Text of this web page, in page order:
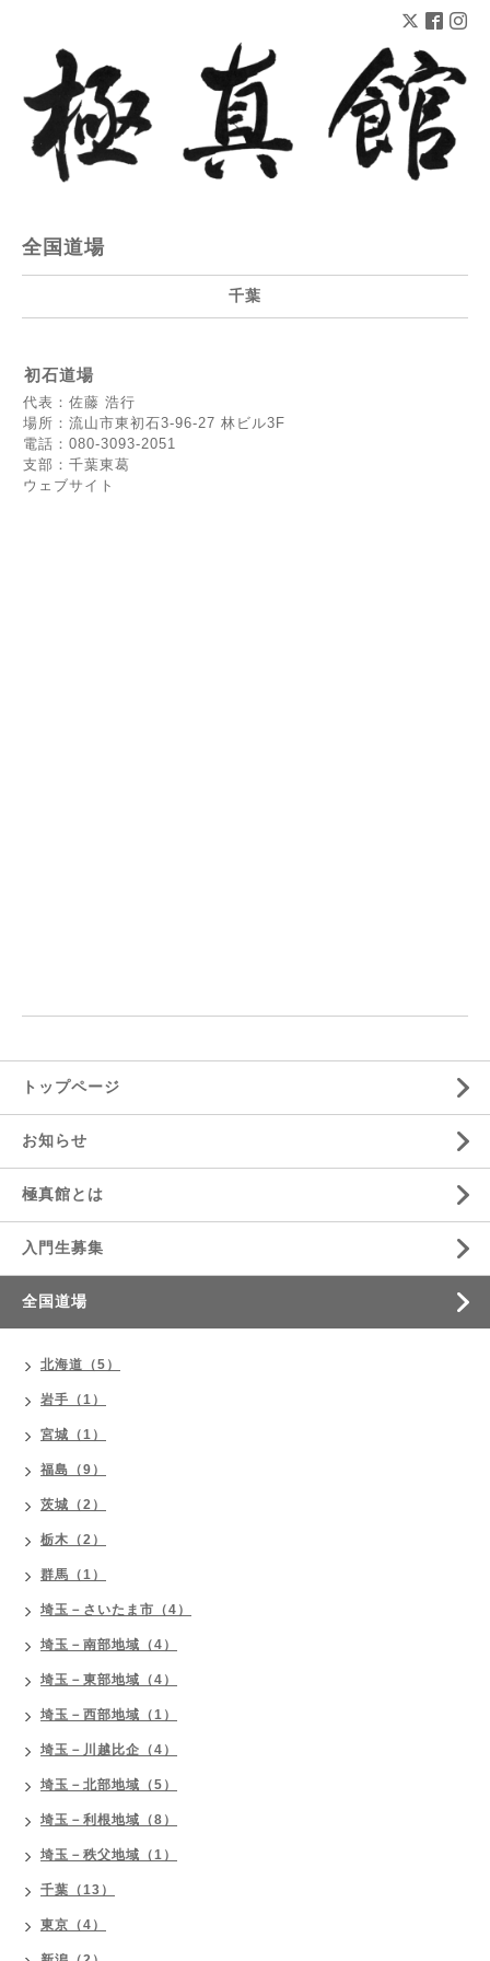
全国道場
千葉
初石道場
代表：佐藤 浩行
場所：流山市東初石3-96-27 林ビル3F
電話：080-3093-2051
支部：千葉東葛
ウェブサイト
トップページ
お知らせ
極真館とは
入門生募集
全国道場
北海道（5）
岩手（1）
宮城（1）
福島（9）
茨城（2）
栃木（2）
群馬（1）
埼玉－さいたま市（4）
埼玉－南部地域（4）
埼玉－東部地域（4）
埼玉－西部地域（1）
埼玉－川越比企（4）
埼玉－北部地域（5）
埼玉－利根地域（8）
埼玉－秩父地域（1）
千葉（13）
東京（4）